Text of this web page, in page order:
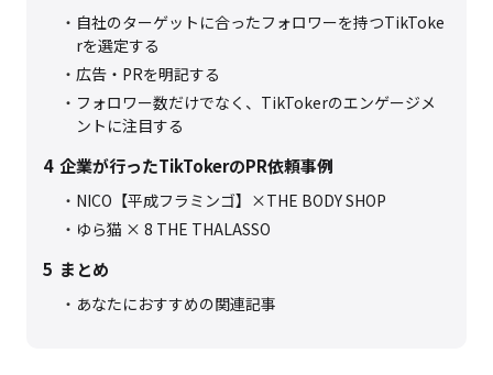
自社のターゲットに合ったフォロワーを持つTikToke
rを選定する
広告・PRを明記する
フォロワー数だけでなく、TikTokerのエンゲージメ
ントに注目する
4 企業が行ったTikTokerのPR依頼事例
NICO【平成フラミンゴ】×THE BODY SHOP
ゆら猫 × 8 THE THALASSO
5 まとめ
あなたにおすすめの関連記事